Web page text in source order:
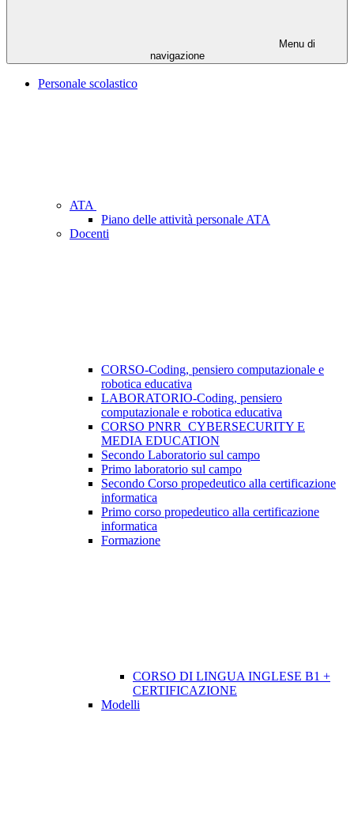
Menu di
navigazione
Personale scolastico
ATA
Piano delle attività personale ATA
Docenti
CORSO-Coding, pensiero computazionale e
robotica educativa
LABORATORIO-Coding, pensiero
computazionale e robotica educativa
CORSO PNRR_CYBERSECURITY E
MEDIA EDUCATION
Secondo Laboratorio sul campo
Primo laboratorio sul campo
Secondo Corso propedeutico alla certificazione
informatica
Primo corso propedeutico alla certificazione
informatica
Formazione
CORSO DI LINGUA INGLESE B1 +
CERTIFICAZIONE
Modelli